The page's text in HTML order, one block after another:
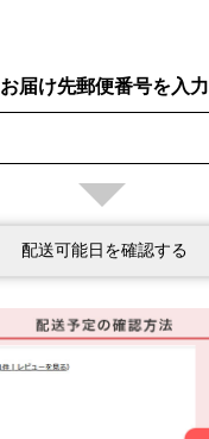
お届け先郵便番号を入力
配送可能日を確認する